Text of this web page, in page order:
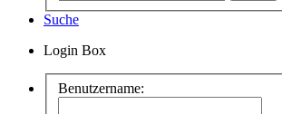
Suche
Login Box
Benutzername: